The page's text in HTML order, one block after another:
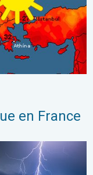
en France
lourd et